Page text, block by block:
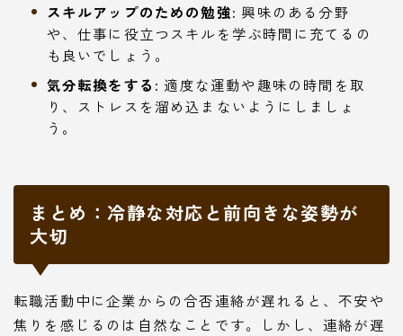
スキルアップのための勉強: 興味のある分野
や、仕事に役立つスキルを学ぶ時間に充てるの
も良いでしょう。
気分転換をする: 適度な運動や趣味の時間を取
り、ストレスを溜め込まないようにしましょ
う。
まとめ：冷静な対応と前向きな姿勢が
大切
転職活動中に企業からの合否連絡が遅れると、不安や
焦りを感じるのは自然なことです。しかし、連絡が遅